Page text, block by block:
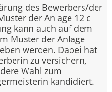
des Bewerbers/der
der Anlage 12 c
kann auch auf dem
Muster der Anlage
werden. Dabei hat
zu versichern,
Wahl zum
kandidiert.